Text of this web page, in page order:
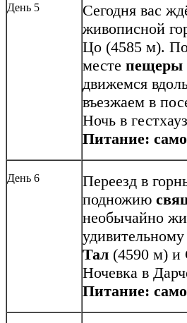
День 5
Сегодня вас
живописной
Цо (4585 м). По
месте
движемся
въезжаем в
Ночь в
Питание:
День 6 Переезд в
подножию
необычайно
Тал (4590 м) и
Ночевка в
Питание: